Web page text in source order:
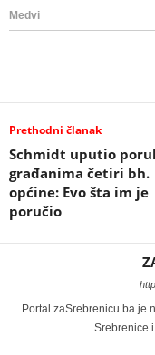
Prethodni članak
Schmidt uputio
građanima četiri bh.
općine: Evo šta im je
poručio
Portal zaSrebrenicu.ba je
Srebrenice